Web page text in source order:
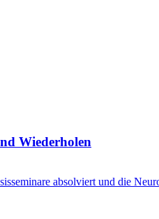
Wiederholen
absolviert und die